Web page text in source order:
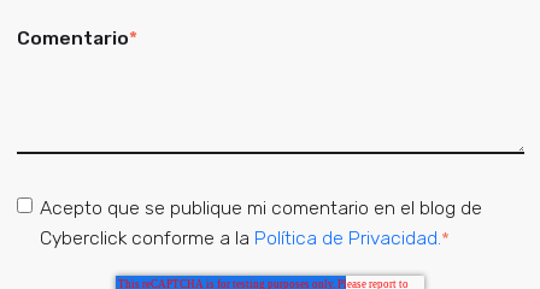
Comentario*
Acepto que se publique mi comentario en el blog de
Cyberclick conforme a la Política de Privacidad. *